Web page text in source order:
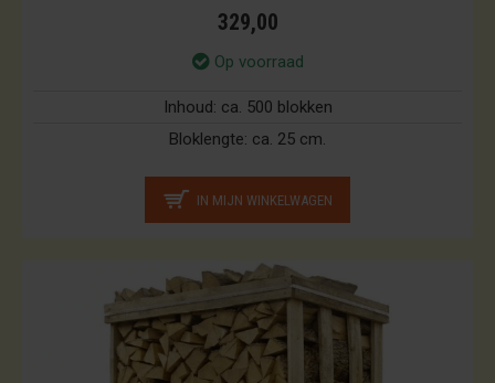
329,00
Op voorraad
Inhoud: ca. 500 blokken
Bloklengte: ca. 25 cm.
IN MIJN WINKELWAGEN